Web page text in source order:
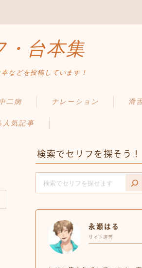
・台本集
などを投稿しています！
二病 ナレーション 滑
人気記事
検索でセリフを探そう！
永瀬はる
サイト運営